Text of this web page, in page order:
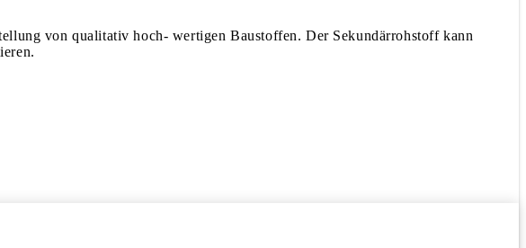
von qualitativ hoch- wertigen Baustoffen. Der Sekundärrohstoff kann